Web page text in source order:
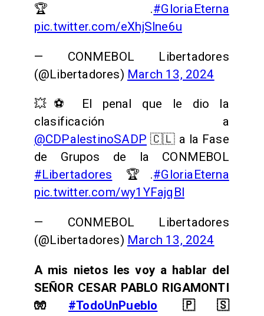
🏆.#GloriaEterna
pic.twitter.com/eXhjSlne6u
— CONMEBOL Libertadores
(@Libertadores) March 13, 2024
💥⚽️ El penal que le dio la
clasificación a
@CDPalestinoSADP 🇨🇱 a la Fase
de Grupos de la CONMEBOL
#Libertadores 🏆.#GloriaEterna
pic.twitter.com/wy1YFajqBl
— CONMEBOL Libertadores
(@Libertadores) March 13, 2024
A mis nietos les voy a hablar del
SEÑOR CESAR PABLO RIGAMONTI
🧤 #TodoUnPueblo 🇵🇸